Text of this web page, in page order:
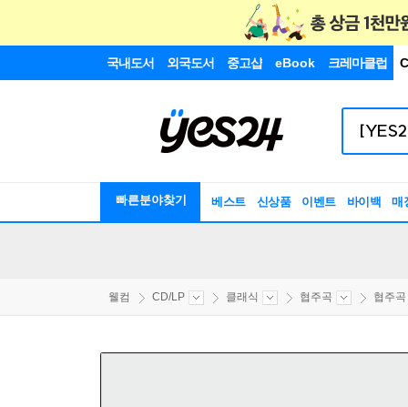
국내도서 외국도서 중고샵 eBook 크레마클럽
빠른분야찾기 베스트 신상품 이벤트 바이백 매
웰컴 CD/LP 클래식 협주곡 협주